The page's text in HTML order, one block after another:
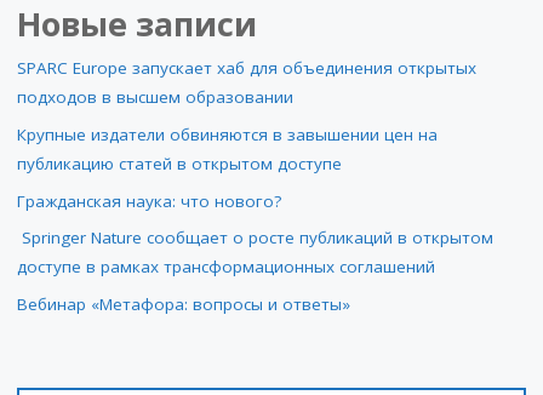
Новые записи
SPARC Europe запускает хаб для объединения открытых
подходов в высшем образовании
Крупные издатели обвиняются в завышении цен на
публикацию статей в открытом доступе
Гражданская наука: что нового?
Springer Nature сообщает о росте публикаций в открытом
доступе в рамках трансформационных соглашений
Вебинар «Метафора: вопросы и ответы»